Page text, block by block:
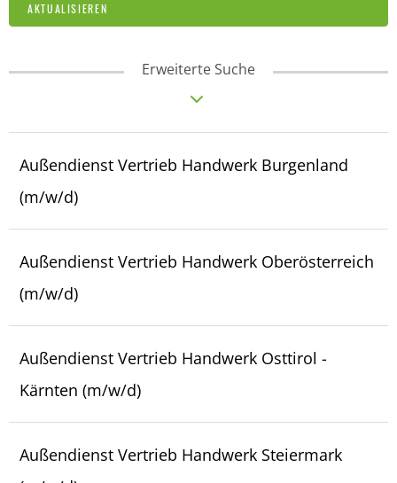
AKTUALISIEREN
Erweiterte Suche
Außendienst Vertrieb Handwerk Burgenland
(m/w/d)
Außendienst Vertrieb Handwerk Oberösterreich
(m/w/d)
Außendienst Vertrieb Handwerk Osttirol -
Kärnten (m/w/d)
Außendienst Vertrieb Handwerk Steiermark